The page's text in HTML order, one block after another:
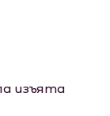
изъята